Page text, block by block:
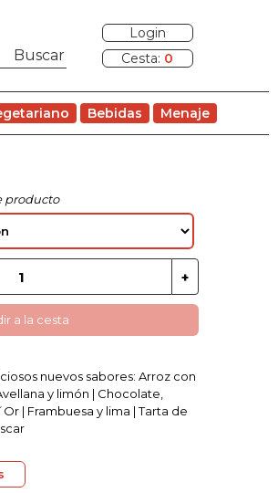
Login
Cesta: 0
Bebidas Menaje
producto
a la cesta
nuevos sabores: Arroz con
y limón | Chocolate,
| Frambuesa y lima | Tarta de